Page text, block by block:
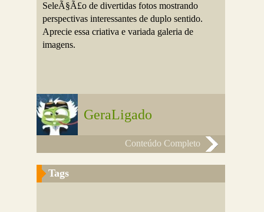
SeleÃ§Ã£o de divertidas fotos mostrando
perspectivas interessantes de duplo sentido.
Aprecie essa criativa e variada galeria de
imagens.
GeraLigado
Conteúdo Completo
Tags